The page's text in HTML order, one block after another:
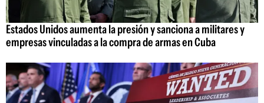
Estados Unidos aumenta la presión y sanciona a militares y
empresas vinculadas a la compra de armas en Cuba